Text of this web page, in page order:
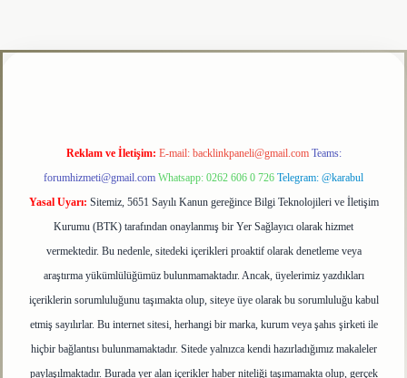
adresitulipbet
Reklam ve İletişim: E-mail: backlinkpaneli@gmail.com Teams:
forumhizmeti@gmail.com Whatsapp: 0262 606 0 726 Telegram: @karabul
Yasal Uyarı: Sitemiz, 5651 Sayılı Kanun gereğince Bilgi Teknolojileri ve İletişim
Kurumu (BTK) tarafından onaylanmış bir Yer Sağlayıcı olarak hizmet
vermektedir. Bu nedenle, sitedeki içerikleri proaktif olarak denetleme veya
araştırma yükümlülüğümüz bulunmamaktadır. Ancak, üyelerimiz yazdıkları
içeriklerin sorumluluğunu taşımakta olup, siteye üye olarak bu sorumluluğu kabul
etmiş sayılırlar. Bu internet sitesi, herhangi bir marka, kurum veya şahıs şirketi ile
hiçbir bağlantısı bulunmamaktadır. Sitede yalnızca kendi hazırladığımız makaleler
paylaşılmaktadır. Burada yer alan içerikler haber niteliği taşımamakta olup, gerçek